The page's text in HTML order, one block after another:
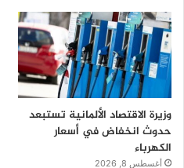
وزيرة الاقتصاد الألمانية تستبعد
حدوث انخفاض في أسعار
الكهرباء
أغسطس 8, 2026